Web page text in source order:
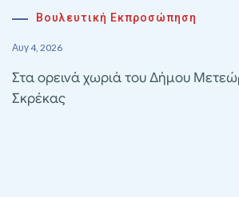
Βουλευτική Εκπροσώπηση
Αυγ 4, 2026
Στα ορεινά χωριά του Δήμου
Σκρέκας